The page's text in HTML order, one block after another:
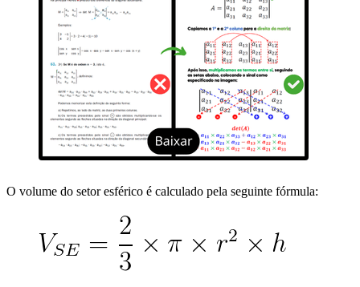
O volume do setor esférico é calculado pela seguinte fórmula: